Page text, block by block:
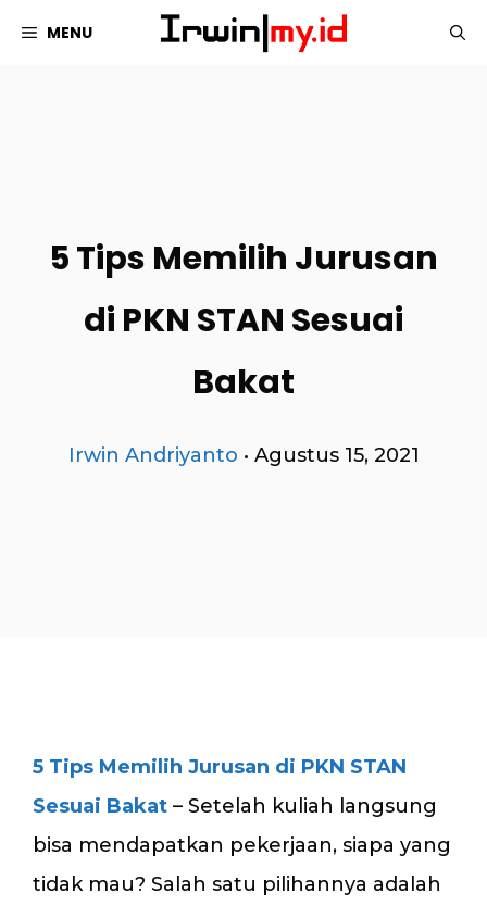
MENU
5 Tips Memilih Jurusan
di PKN STAN Sesuai
Bakat
Irwin Andriyanto • Agustus 15, 2021
5 Tips Memilih Jurusan di PKN STAN
Sesuai Bakat – Setelah kuliah langsung
bisa mendapatkan pekerjaan, siapa yang
tidak mau? Salah satu pilihannya adalah